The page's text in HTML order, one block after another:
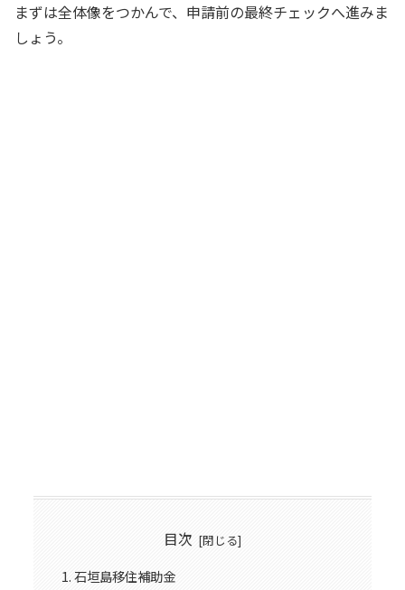
まずは全体像をつかんで、申請前の最終チェックへ進みま
しょう。
目次
石垣島移住補助金